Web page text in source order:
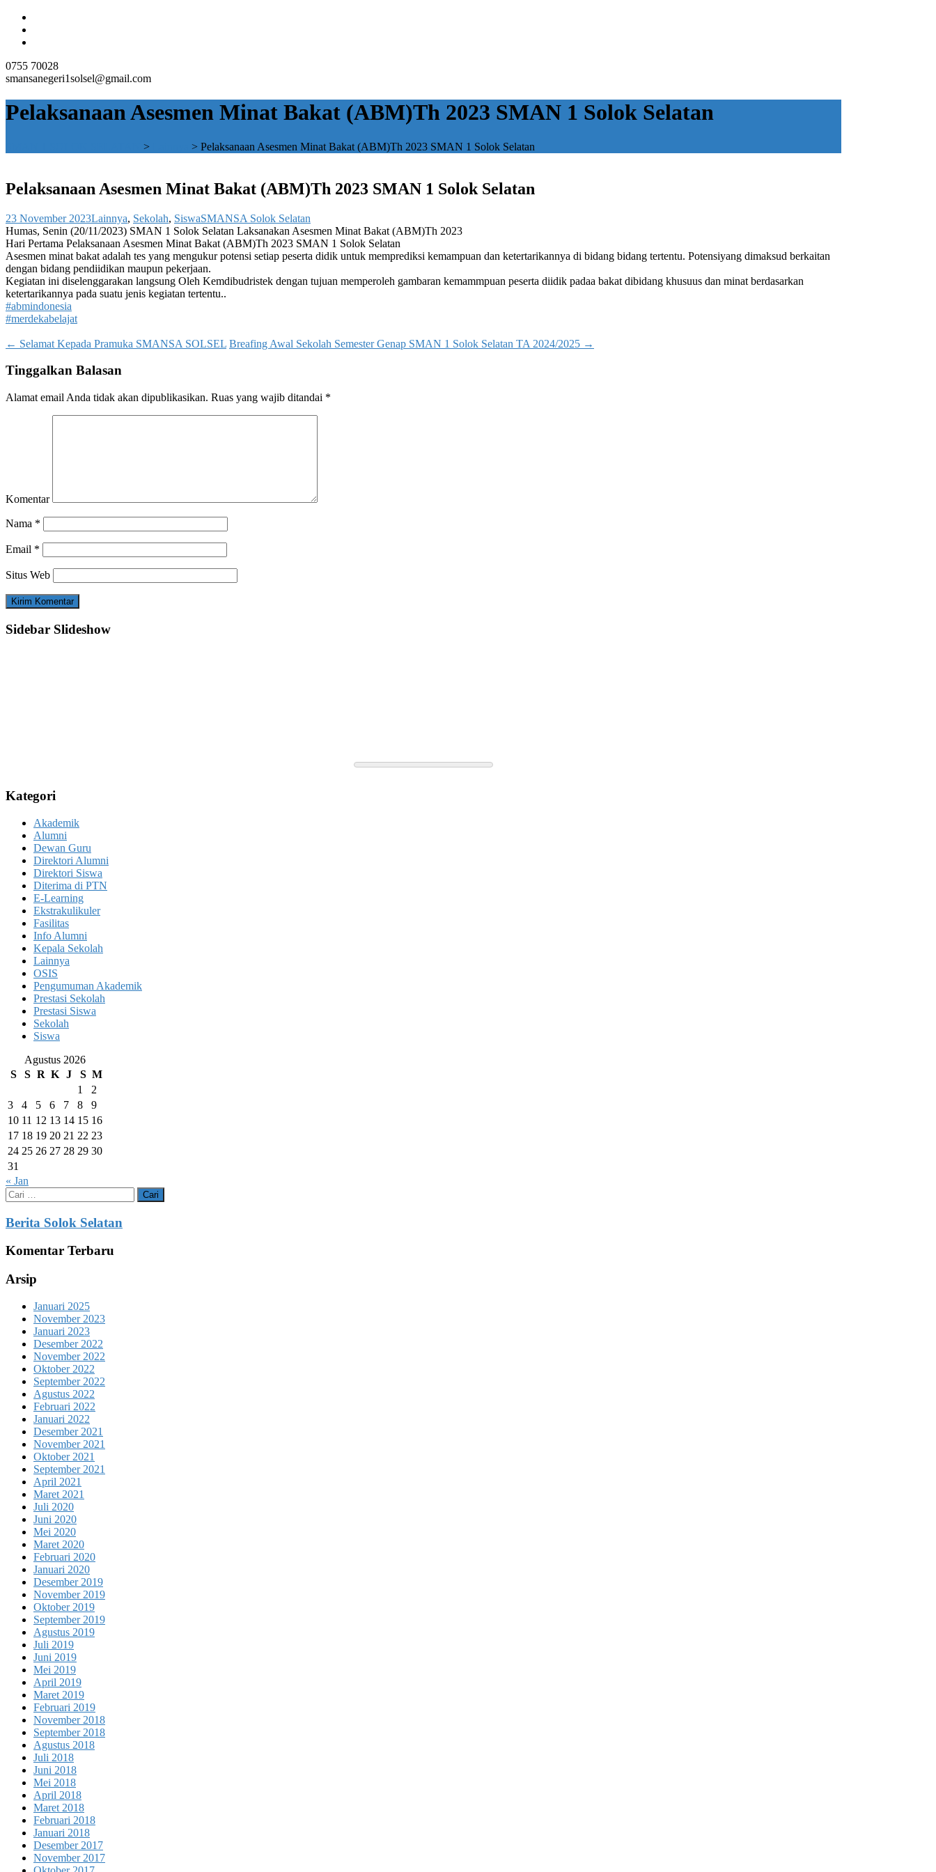
0755 70028
smansanegeri1solsel@gmail.com
Pelaksanaan Asesmen Minat Bakat (ABM)Th 2023 SMAN 1 Solok Selatan
> > Pelaksanaan Asesmen Minat Bakat (ABM)Th 2023 SMAN 1 Solok Selatan
Pelaksanaan Asesmen Minat Bakat (ABM)Th 2023 SMAN 1 Solok Selatan
23 November 2023Lainnya, Sekolah, SiswaSMANSA Solok Selatan
Humas, Senin (20/11/2023) SMAN 1 Solok Selatan Laksanakan Asesmen Minat Bakat (ABM)Th 2023
Hari Pertama Pelaksanaan Asesmen Minat Bakat (ABM)Th 2023 SMAN 1 Solok Selatan
Asesmen minat bakat adalah tes yang mengukur potensi setiap peserta didik untuk memprediksi kemampuan dan ketertarikannya di bidang bidang tertentu. Potensiyang dimaksud berkaitan
dengan bidang pendiidikan maupun pekerjaan.
Kegiatan ini diselenggarakan langsung Oleh Kemdibudristek dengan tujuan memperoleh gambaran kemammpuan peserta diidik padaa bakat dibidang khusuus dan minat berdasarkan
ketertarikannya pada suatu jenis kegiatan tertentu..
#abmindonesia
#merdekabelajat
Post
navigation
← Selamat Kepada Pramuka SMANSA SOLSEL Breafing Awal Sekolah Semester Genap SMAN 1 Solok Selatan TA 2024/2025 →
Tinggalkan Balasan
Alamat email Anda tidak akan dipublikasikan. Ruas yang wajib ditandai *
Komentar
Nama *
Email *
Situs Web
Sidebar Slideshow
Kategori
Akademik
Alumni
Dewan Guru
Direktori Alumni
Direktori Siswa
Diterima di PTN
E-Learning
Ekstrakulikuler
Fasilitas
Info Alumni
Kepala Sekolah
Lainnya
OSIS
Pengumuman Akademik
Prestasi Sekolah
Prestasi Siswa
Sekolah
Siswa
Agustus 2026
S
S R K J S M
1
2
3
4 5 6 7 8
9
10 11 12 13 14 15 16
17 18 19 20 21 22 23
24 25 26 27 28 29 30
31
« Jan
Cari
untuk:
Berita Solok Selatan
Komentar Terbaru
Arsip
Januari 2025
November 2023
Januari 2023
Desember 2022
November 2022
Oktober 2022
September 2022
Agustus 2022
Februari 2022
Januari 2022
Desember 2021
November 2021
Oktober 2021
September 2021
April 2021
Maret 2021
Juli 2020
Juni 2020
Mei 2020
Maret 2020
Februari 2020
Januari 2020
Desember 2019
November 2019
Oktober 2019
September 2019
Agustus 2019
Juli 2019
Juni 2019
Mei 2019
April 2019
Maret 2019
Februari 2019
November 2018
September 2018
Agustus 2018
Juli 2018
Juni 2018
Mei 2018
April 2018
Maret 2018
Februari 2018
Januari 2018
Desember 2017
November 2017